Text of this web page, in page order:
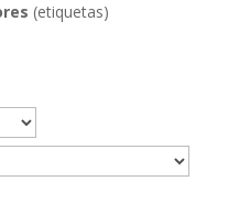
(etiquetas)